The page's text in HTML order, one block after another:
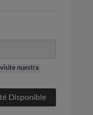
nuestra
Disponible